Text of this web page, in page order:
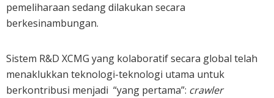
pemeliharaan sedang dilakukan secara
berkesinambungan.
Sistem R&D XCMG yang kolaboratif secara global telah
menaklukkan teknologi-teknologi utama untuk
berkontribusi menjadi “yang pertama”: crawler